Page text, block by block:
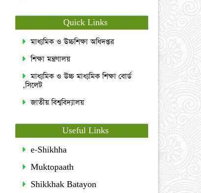
Quick Links
মাধ্যমিক ও উচ্চশিক্ষা অধিদপ্তর
শিক্ষা মন্ত্রণালয়
মাধ্যমিক ও উচ্চ মাধ্যমিক শিক্ষা বোর্ড
,সিলেট
জাতীয় বিশ্ববিদ্যালয়
Useful Links
e-Shikhha
Muktopaath
Shikkhak Batayon